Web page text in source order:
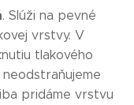
. Slúži na pevné
vrstvy. V
tlakového
pridáme vrstvu